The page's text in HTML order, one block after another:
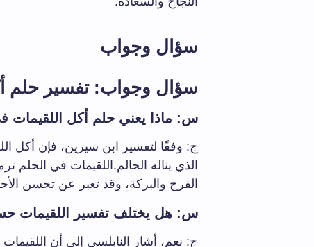
سؤال وجواب
سؤال وجواب: تفسير حلم
س: ماذا يعني حلم أكل اللقيمات
ج: وفقًا لتفسير ابن سيرين، فإن أكل
الذي يناله الحالم.اللقيمات في الحلم
الفرح والبركة، وقد تعبر عن تحسن
س: هل يختلف تفسير اللقيمات
ج: نعم، أشار النابلسي إلى أن